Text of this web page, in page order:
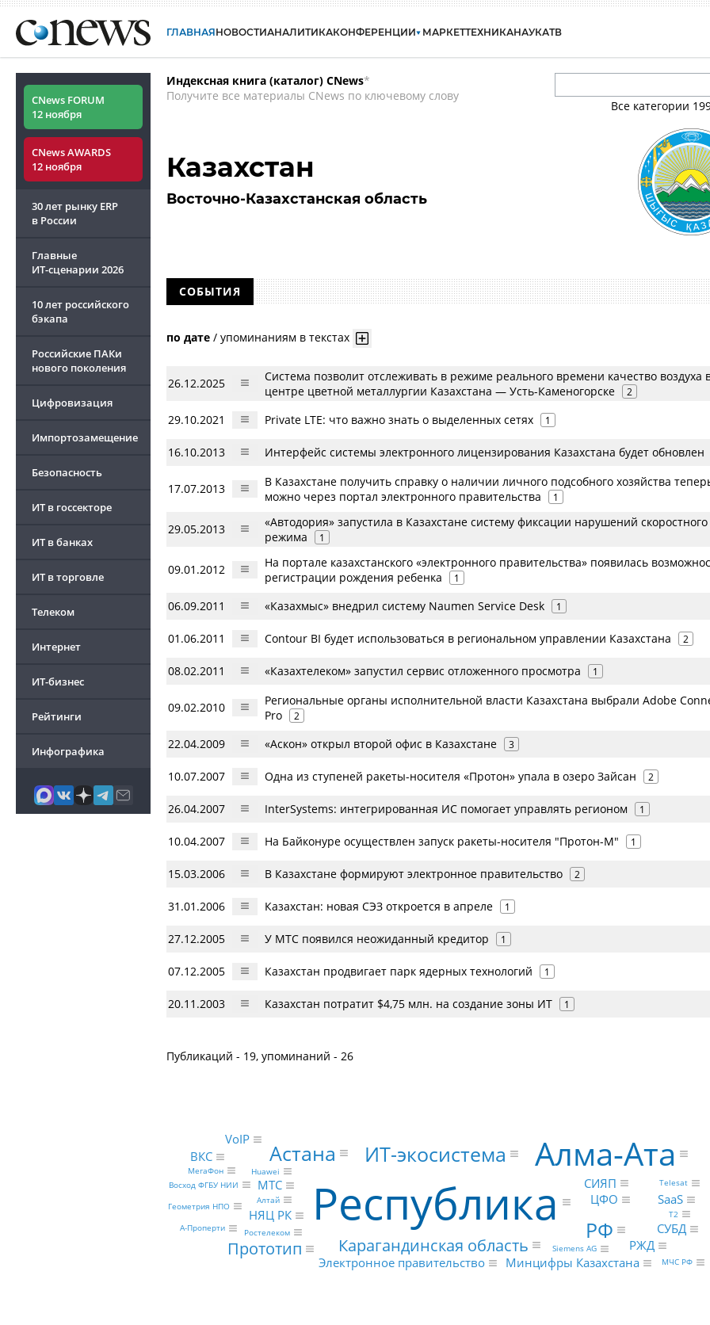
ГЛАВНАЯНОВОСТИАНАЛИТИКАКОНФЕРЕНЦИИ МАРКЕТТЕХНИКАНАУКАТВ
CNews FORUM
12 ноября
CNews AWARDS
12 ноября
30 лет рынку ERP
в России
Главные
ИТ-сценарии 2026
10 лет российского
бэкапа
Российские ПАКи
нового поколения
Цифровизация
Импортозамещение
Безопасность
ИТ в госсекторе
ИТ в банках
ИТ в торговле
Телеком
Интернет
ИТ-бизнес
Рейтинги
Инфографика
Индексная книга (каталог) CNews*
Получите все материалы CNews по ключевому слову
Все категории
Казахстан
Восточно-Казахстанская область
СОБЫТИЯ
по дате / упоминаниям в текстах
26.12.2025
Система позволит отслеживать в режиме реального времени качество воздуха
центре цветной металлургии Казахстана — Усть-Каменогорске
2
29.10.2021 Private LTE: что важно знать о выделенных сетях 1
16.10.2013 Интерфейс системы электронного лицензирования Казахстана будет обновлен
17.07.2013
В Казахстане получить справку о наличии личного подсобного хозяйства
можно через портал электронного правительства
1
29.05.2013
«Автодория» запустила в Казахстане систему фиксации нарушений скоростного
режима
1
09.01.2012
На портале казахстанского «электронного правительства» появилась
регистрации рождения ребенка
1
06.09.2011 «Казахмыс» внедрил систему Naumen Service Desk 1
01.06.2011 Contour BI будет использоваться в региональном управлении Казахстана 2
08.02.2011 «Казахтелеком» запустил сервис отложенного просмотра 1
09.02.2010
Региональные органы исполнительной власти Казахстана выбрали Adobe
Pro
2
22.04.2009 «Аскон» открыл второй офис в Казахстане 3
10.07.2007 Одна из ступеней ракеты-носителя «Протон» упала в озеро Зайсан 2
26.04.2007 InterSystems: интегрированная ИС помогает управлять регионом 1
10.04.2007 На Байконуре осуществлен запуск ракеты-носителя "Протон-М" 1
15.03.2006 В Казахстане формируют электронное правительство 2
31.01.2006 Казахстан: новая СЭЗ откроется в апреле 1
27.12.2005 У МТС появился неожиданный кредитор 1
07.12.2005 Казахстан продвигает парк ядерных технологий 1
20.11.2003 Казахстан потратит $4,75 млн. на создание зоны ИТ 1
Публикаций - 19, упоминаний - 26
Республика
Алма-Ата
ИТ-экосистема
РФ
Астана
Прототип Карагандинская область
ЦФО
МТС
НЯЦ РК
СИЯП
РЖД
СУБД
SaaS
Электронное правительство
VoIP
ВКС
Минцифры Казахстана
Siemens AG
Telesat
Ростелеком
Т2
МегаФон
Восход ФГБУ НИИ
Huawei
Геометрия НПО
Алтай
А-Проперти
МЧС РФ